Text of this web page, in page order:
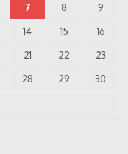
7 8
9
14 15
16
21 22
23
28 29
30